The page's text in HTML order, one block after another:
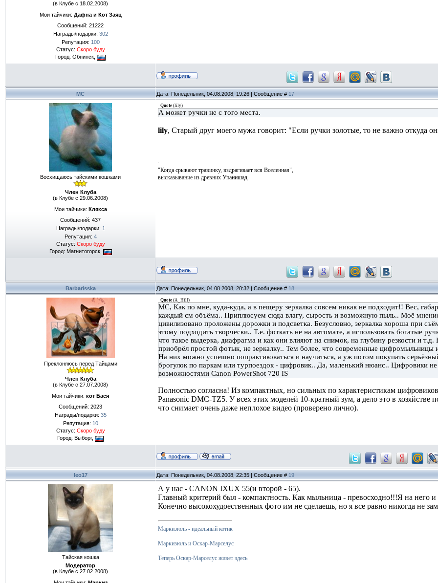
(в Клубе с 18.02.2008)
Мои тайчики: Дафна и Кот Заяц
Сообщений: 21222
Награды/подарки: 302
Репутация: 100
Статус: Скоро буду
Город: Обнинск,
МС Дата: Понедельник, 04.08.2008, 19:26 | Сообщение # 17
Восхищаюсь тайскими кошками
Член Клуба
(в Клубе с 29.06.2008)
Мои тайчики: Клякса
Сообщений: 437
Награды/подарки: 1
Репутация: 4
Статус: Скоро буду
Город: Магнитогорск,
Quote (lily)
А может ручки не с того места.
lily, Старый друг моего мужа говорит: "Если ручки золотые, то не важно откуда
"Когда срывают травинку, вздрагивает вся Вселенная",
высказывание из древних Упанишад
Barbarisska Дата: Понедельник, 04.08.2008, 20:32 | Сообщение # 18
Преклоняюсь перед Тайцами
Член Клуба
(в Клубе с 27.07.2008)
Мои тайчики: кот Бася
Сообщений: 2023
Награды/подарки: 35
Репутация: 10
Статус: Скоро буду
Город: Выборг,
Quote (A_Hill)
МС, Как по мне, куда-куда, а в пещеру зеркалка совсем никак не подходит!! Вес,
каждый см объёма.. Приплюсуем сюда влагу, сырость и возможную пыль.. Моё мнение
цивилизовано проложены дорожки и подсветка. Безусловно, зеркалка хороша при
этому подходить творчески.. Т.е. фоткать не на автомате, а использовать богатые
что такое выдерка, диафрагма и как они влияют на снимок, на глубину резкости и
приобрёл простой фотык, не зеркалку.. Тем более, что современные
На них можно успешно попрактиковаться и научиться, а уж потом покупать
брогулок по паркам или турпоездок - цифровик.. Да, маленький нюанс.. Цифровики
возможностями Canon PowerShot 720 IS
Полностью согласна! Из компактных, но сильных по характеристикам
Panasonic DMC-TZ5. У всех этих моделей 10-кратный зум, а дело это в хозяйстве
что снимает очень даже неплохое видео (проверено лично).
leo17 Дата: Понедельник, 04.08.2008, 22:35 | Сообщение # 19
Тайская кошка
Модератор
(в Клубе с 27.02.2008)
А у нас - CANON IXUX 55(и второй - 65).
Главный критерий был - компактность. Как мыльница - превосходно!!!Я на него
Конечно высокохудоественных фото им не сделаешь, но я все равно никогда не
Маркизюль - идеальный котик
Маркизюль и Оскар-Марселус
Теперь Оскар-Марселус живет здесь